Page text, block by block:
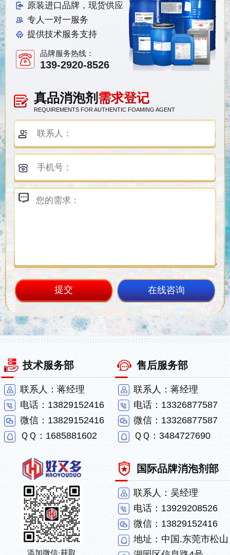
真品消泡剂 需求登记
REQUIREMENTS FOR AUTHENTIC FOAMING AGENT
在线咨询
原装进口品牌，现货供应
专人一对一服务
提供技术服务支持
品牌服务热线：
139-2920-8526
添加微信·获取
国际品牌消泡剂部
联系人：吴经理
电话：13929208526
微信：13829152416
地址：中国.东莞市松山
技术服务部
联系人：蒋经理
电话：13829152416
微信：13829152416
ＱＱ：1685881602
售后服务部
联系人：蒋经理
电话：13326877587
微信：13326877587
ＱＱ：3484727690